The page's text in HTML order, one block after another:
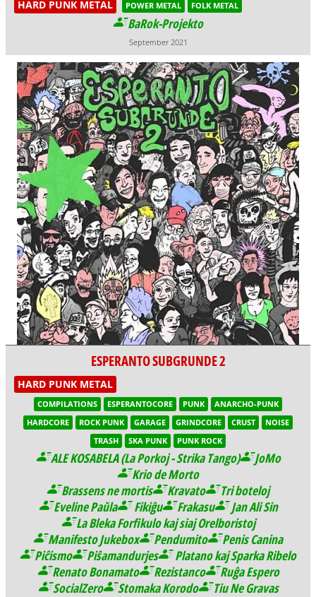
HARD PUNK METAL POWER METAL FOLK METAL
BaRok-Projekto
September 2021
ESPERANTO SUBGRUNDE 2
HARD PUNK METAL
COMPILATIONS ESPERANTOCORE PUNK
ANARCHO-PUNK
HARDCORE
ROCK PUNK GARAGE GRINDCORE CRUST
NOISE
TRASH
SKA PUNK PUNK ROCK
ALE KOSABELA (La Porkoj - Strika Tango)
JoMo
Krio de Morto
Brassens ne mortis
Kravato
Tri boteloj
Eveline Paŭla
Fikiĝu Frakasu
Jan Ali Sin
La Bleka Forfikulo kaj siaj Orelboristoj
Manifesto Jukebox
Pendumito
Penis Canina
Piĉismo
Piŝamandurjes
Platano kaj Sparka Ribelo
Renato Bonamato
Rezistanco
Ruĝa Espero
SocialZero
Stomaka Korodo Tiu Ne Gravas